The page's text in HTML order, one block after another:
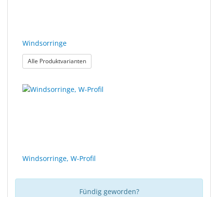
Me
Windsorringe
Alle Produktvarianten: Windsorringe
Windsorringe, W-Profil
Fündig geworden?